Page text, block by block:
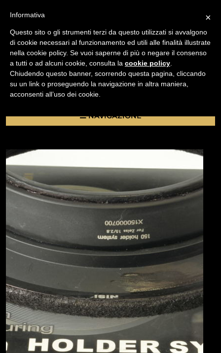
/
USATO
PORTAFILTRI NISI PER OBIETTIVO ZEISS 15MM F/2.8
(ADATTATO A 86MM)
NAVIGAZIONE
×
Informativa
Questo sito o gli strumenti terzi da questo utilizzati si avvalgono
di cookie necessari al funzionamento ed utili alle finalità illustrate
nella cookie policy. Se vuoi saperne di più o negare il consenso
a tutti o ad alcuni cookie, consulta la cookie policy
Chiudendo questo banner, scorrendo questa pagina, cliccando
su un link o proseguendo la navigazione in altra maniera,
acconsenti all’uso dei cookie.